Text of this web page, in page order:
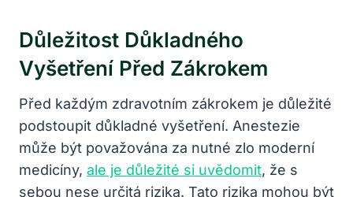
Důležitost Důkladného
Vyšetření Před Zákrokem
Před každým zdravotním zákrokem je důležité
podstoupit důkladné vyšetření. Anestezie
může být považována za nutné zlo moderní
medicíny, ale je důležité si uvědomit, že s
sebou nese určitá rizika. Tato rizika mohou být